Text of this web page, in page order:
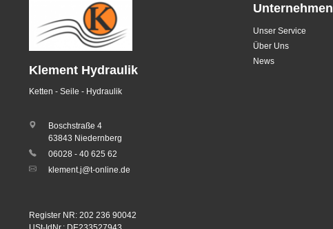
Klement Hydraulik
Ketten - Seile - Hydraulik
Boschstraße 4
63843 Niedernberg
06028 - 40 625 62
klement.j@t-online.de
Register NR: 202 236 90042
Unternehmen
Unser Service
Über Uns
News